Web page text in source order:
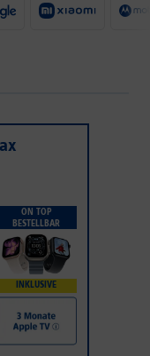
ON TOP
BESTELLBAR
INKLUSIVE